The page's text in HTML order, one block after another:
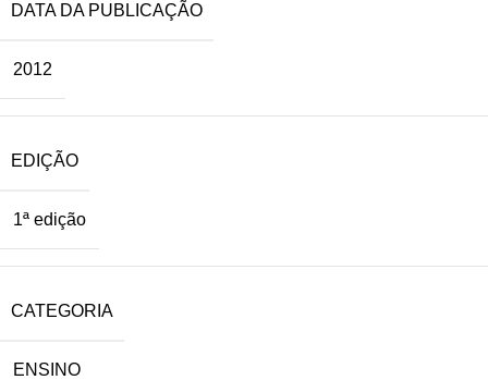
DATA DA PUBLICAÇÃO
2012
EDIÇÃO
1ª edição
CATEGORIA
ENSINO